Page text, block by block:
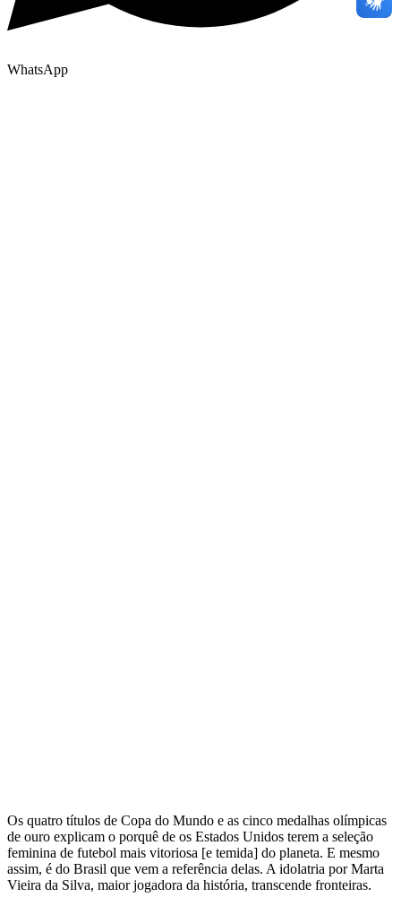
WhatsApp
Os quatro títulos de Copa do Mundo e as cinco medalhas olímpicas
de ouro explicam o porquê de os Estados Unidos terem a seleção
feminina de futebol mais vitoriosa [e temida] do planeta. E mesmo
assim, é do Brasil que vem a referência delas. A idolatria por Marta
Vieira da Silva, maior jogadora da história, transcende fronteiras.